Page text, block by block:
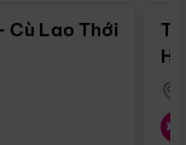
Cù Lao Thới